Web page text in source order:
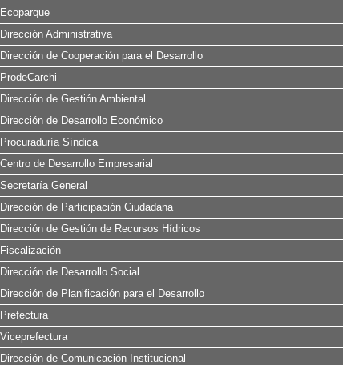
Ecoparque
Dirección Administrativa
Dirección de Cooperación para el Desarrollo
ProdeCarchi
Dirección de Gestión Ambiental
Dirección de Desarrollo Económico
Procuraduría Síndica
Centro de Desarrollo Empresarial
Secretaría General
Dirección de Participación Ciudadana
Dirección de Gestión de Recursos Hídricos
Fiscalización
Dirección de Desarrollo Social
Dirección de Planificación para el Desarrollo
Prefectura
Viceprefectura
Dirección de Comunicación Institucional